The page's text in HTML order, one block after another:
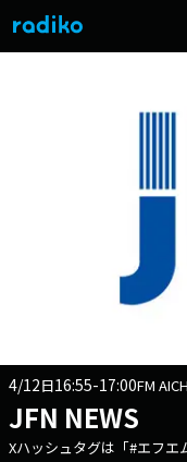
4/12日16:55-17:00FM
JFN NEWS
Xハッシュタグは「#エフエ